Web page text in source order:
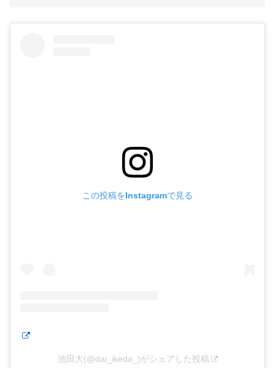
この投稿をInstagramで見る
池田大(@dai_ikeda_)がシェアした投稿